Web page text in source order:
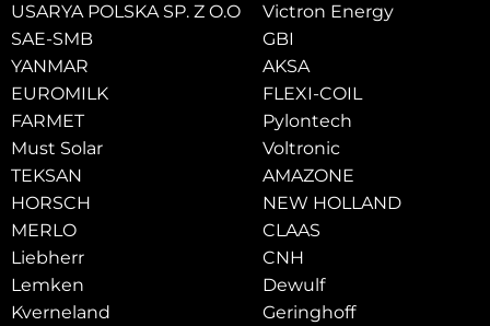
USARYA POLSKA SP. Z O.O
SAE-SMB
YANMAR
EUROMILK
FARMET
Must Solar
TEKSAN
HORSCH
MERLO
Liebherr
Lemken
Kverneland
Victron Energy
GBI
AKSA
FLEXI-COIL
Pylontech
Voltronic
AMAZONE
NEW HOLLAND
CLAAS
CNH
Dewulf
Geringhoff